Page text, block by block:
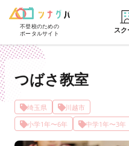
不登校のための
ポータルサイト
スク
つばさ教室
埼玉県
川越市
小学1年〜6年
中学1年〜3年